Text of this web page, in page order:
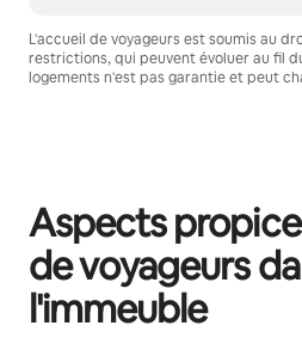
L'accueil de voyageurs est soumis au
restrictions, qui peuvent évoluer au fil
logements n'est pas garantie et peut
Aspects
de voyageurs
l'immeuble